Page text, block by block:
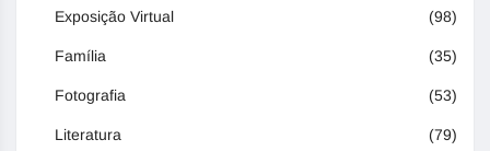
Exposição Virtual (98)
Família (35)
Fotografia (53)
Literatura (79)